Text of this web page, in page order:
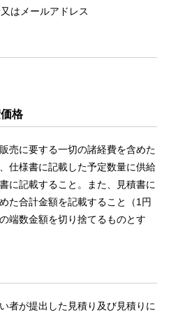
はメールアドレス
格
売に要する一切の諸経費を含めた
仕様書に記載した予定数量に供給
に記載すること。また、見積書に
た合計金額を記載すること（1円
端数金額を切り捨てるものとす
者が提出した見積り及び見積りに